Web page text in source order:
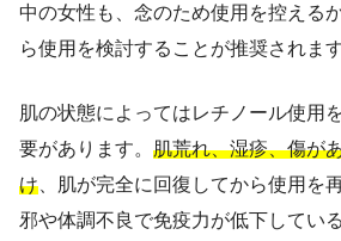
中の女性も、念のため使用を控える
ら使用を検討することが推奨されます
肌の状態によってはレチノール使用
要があります。 肌荒れ、湿疹、傷が
け 、肌が完全に回復してから使用を
邪や体調不良で免疫力が低下してい